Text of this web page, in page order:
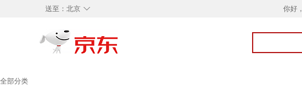
◇
送至： 北京 你好，
全部分类